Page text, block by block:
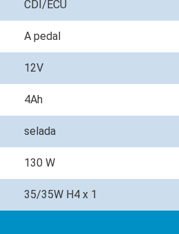
CDI/ECU
A pedal
12V
4Ah
selada
130 W
35/35W H4 x 1